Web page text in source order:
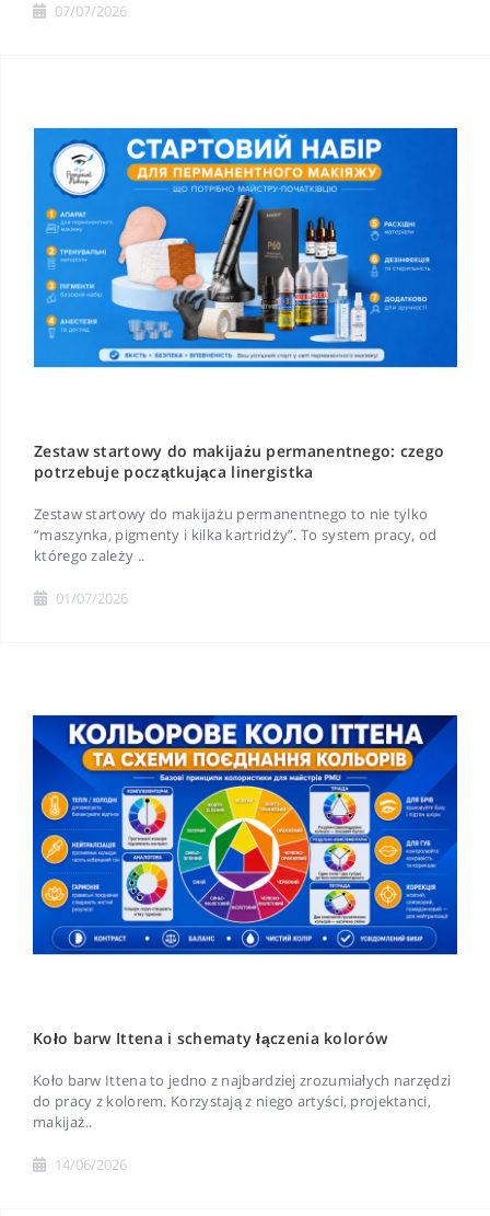
07/07/2026
Zestaw startowy do makijażu permanentnego: czego
potrzebuje początkująca linergistka
Zestaw startowy do makijażu permanentnego to nie tylko
“maszynka, pigmenty i kilka kartridży”. To system pracy, od
którego zależy ..
01/07/2026
Koło barw Ittena i schematy łączenia kolorów
Koło barw Ittena to jedno z najbardziej zrozumiałych narzędzi
do pracy z kolorem. Korzystają z niego artyści, projektanci,
makijaż..
14/06/2026